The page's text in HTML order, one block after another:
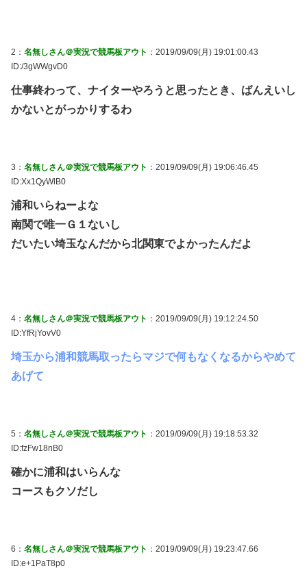
2： 名無しさん＠実況で競馬板アウト ：2019/09/09(月) 19:01:00.43
ID:/3gWWgvD0
仕事終わって、ナイターやろうと思ったとき、ばんえいし
かないとがっかりするわ
3： 名無しさん＠実況で競馬板アウト ：2019/09/09(月) 19:06:46.45
ID:Xx1QyWlB0
浦和いらねーよな
南関で唯一Ｇ１ないし
だいたい埼玉なんだから北関東でよかったんだよ
4： 名無しさん＠実況で競馬板アウト ：2019/09/09(月) 19:12:24.50
ID:YfRjYovV0
埼玉から浦和競馬取ったらマジで何もなくなるからやめて
あげて
5： 名無しさん＠実況で競馬板アウト ：2019/09/09(月) 19:18:53.32
ID:fzFw18nB0
確かに浦和はいらんな
コースもクソだし
6： 名無しさん＠実況で競馬板アウト ：2019/09/09(月) 19:23:47.66
ID:e+1PaT8p0